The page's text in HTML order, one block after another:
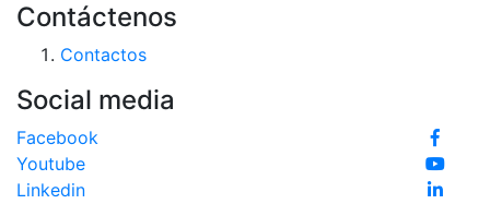
Contáctenos
Contactos
Social media
Facebook
Youtube
Linkedin